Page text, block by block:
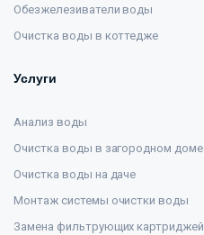
Обезжелезиватели воды
Очистка воды в коттедже
Услуги
Анализ воды
Очистка воды в загородном доме
Очистка воды на даче
Монтаж системы очистки воды
Замена фильтрующих картриджей